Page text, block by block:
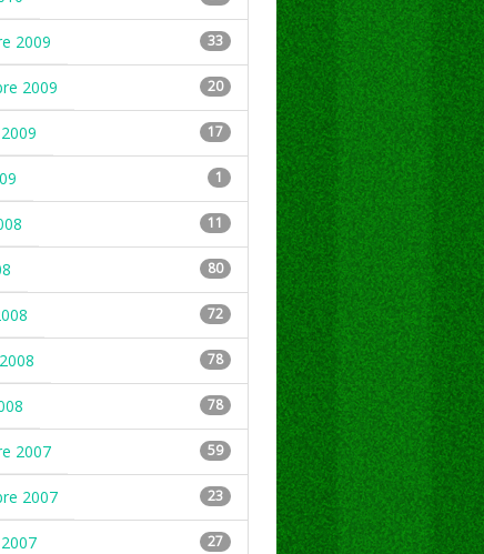
2009 33
2009 20
17
1
11
80
72
78
78
2007 59
2007 23
27